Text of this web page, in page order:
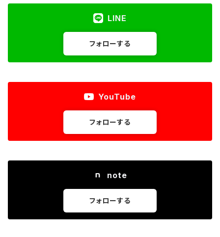
LINE
フォローする
YouTube
フォローする
note
フォローする